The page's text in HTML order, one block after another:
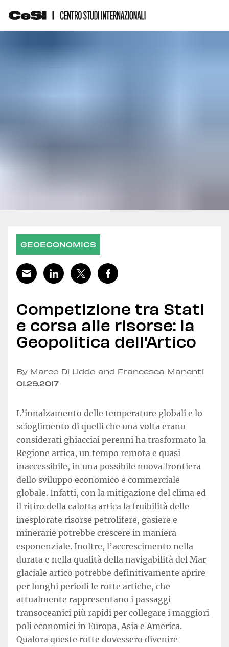
GEOECONOMICS
Competizione tra Stati
e corsa alle risorse: la
Geopolitica dell'Artico
By Marco Di Liddo and Francesca Manenti
01.29.2017
L’innalzamento delle temperature globali e lo
scioglimento di quelli che una volta erano
considerati ghiacciai perenni ha trasformato la
Regione artica, un tempo remota e quasi
inaccessibile, in una possibile nuova frontiera
dello sviluppo economico e commerciale
globale. Infatti, con la mitigazione del clima ed
il ritiro della calotta artica la fruibilità delle
inesplorate risorse petrolifere, gasiere e
minerarie potrebbe crescere in maniera
esponenziale. Inoltre, l’accrescimento nella
durata e nella qualità della navigabilità del Mar
glaciale artico potrebbe definitivamente aprire
per lunghi periodi le rotte artiche, che
attualmente rappresentano i passaggi
transoceanici più rapidi per collegare i maggiori
poli economici in Europa, Asia e America.
Qualora queste rotte dovessero divenire